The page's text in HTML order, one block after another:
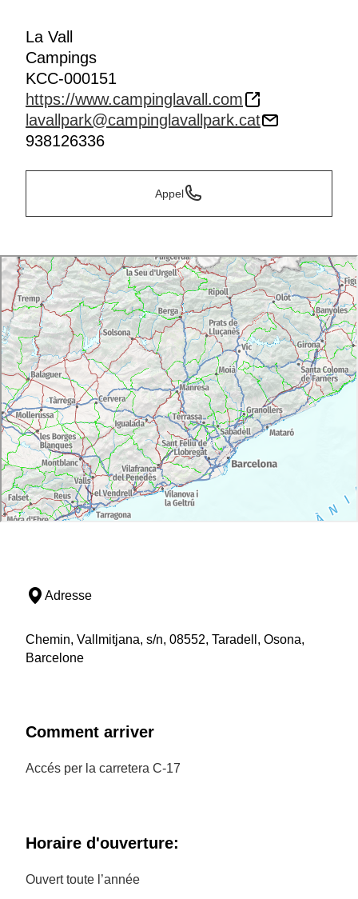
La Vall
Campings
KCC-000151
https://www.campinglavall.com
lavallpark@campinglavallpark.cat
938126336
Appel
Adresse
Chemin, Vallmitjana, s/n, 08552, Taradell, Osona,
Barcelone
Comment arriver
Accés per la carretera C-17
Horaire d'ouverture:
Ouvert toute l’année